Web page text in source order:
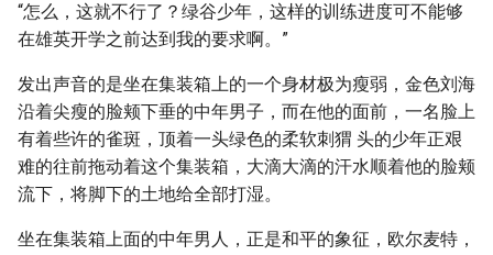
“怎么，这就不行了？绿谷少年，这样的训练进度可不能够
在雄英开学之前达到我的要求啊。”
发出声音的是坐在集装箱上的一个身材极为瘦弱，金色刘海
沿着尖瘦的脸颊下垂的中年男子，而在他的面前，一名脸上
有着些许的雀斑，顶着一头绿色的柔软刺猬 头的少年正艰
难的往前拖动着这个集装箱，大滴大滴的汗水顺着他的脸颊
流下，将脚下的土地给全部打湿。
坐在集装箱上面的中年男人，正是和平的象征，欧尔麦特，